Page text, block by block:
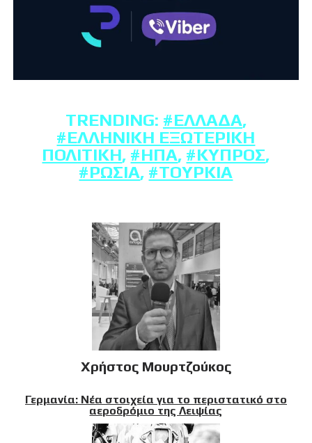
TRENDING: #ΕΛΛΆΔΑ,
#ΕΛΛΗΝΙΚΉ ΕΞΩΤΕΡΙΚΉ
ΠΟΛΙΤΙΚΉ, #ΗΠΑ, #ΚΎΠΡΟΣ,
#ΡΩΣΊΑ, #ΤΟΥΡΚΊΑ
Χρήστος Μουρτζούκος
Γερμανία: Νέα στοιχεία για το περιστατικό στο
αεροδρόμιο της Λειψίας